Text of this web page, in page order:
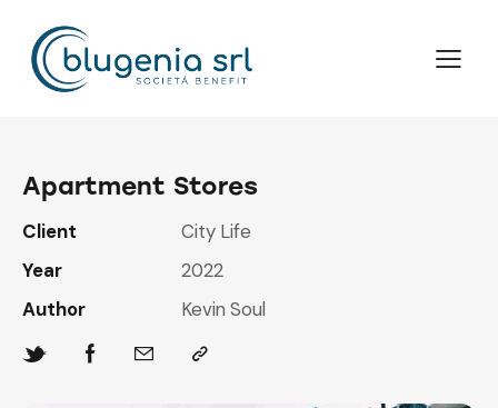
Apartment Stores
Client
City Life
Year
2022
Author
Kevin Soul